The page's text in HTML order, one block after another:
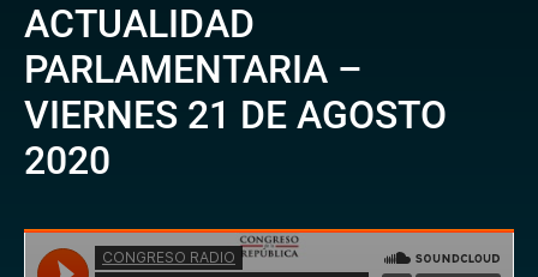
ACTUALIDAD
PARLAMENTARIA –
VIERNES 21 DE AGOSTO
2020